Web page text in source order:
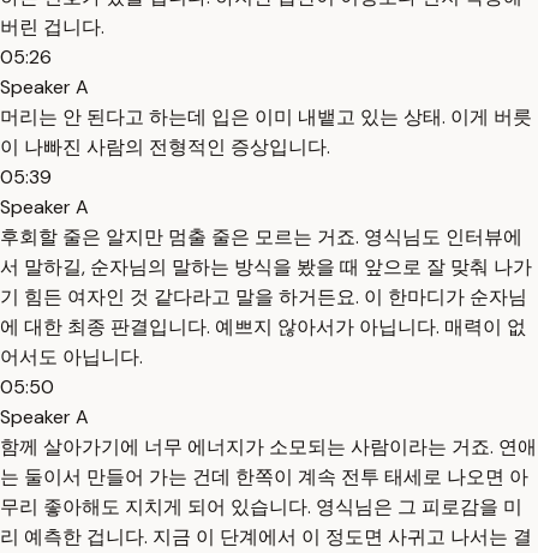
버린 겁니다.
05:26
Speaker A
머리는 안 된다고 하는데 입은 이미 내뱉고 있는 상태. 이게 버릇
이 나빠진 사람의 전형적인 증상입니다.
05:39
Speaker A
후회할 줄은 알지만 멈출 줄은 모르는 거죠. 영식님도 인터뷰에
서 말하길, 순자님의 말하는 방식을 봤을 때 앞으로 잘 맞춰 나가
기 힘든 여자인 것 같다라고 말을 하거든요. 이 한마디가 순자님
에 대한 최종 판결입니다. 예쁘지 않아서가 아닙니다. 매력이 없
어서도 아닙니다.
05:50
Speaker A
함께 살아가기에 너무 에너지가 소모되는 사람이라는 거죠. 연애
는 둘이서 만들어 가는 건데 한쪽이 계속 전투 태세로 나오면 아
무리 좋아해도 지치게 되어 있습니다. 영식님은 그 피로감을 미
리 예측한 겁니다. 지금 이 단계에서 이 정도면 사귀고 나서는 결